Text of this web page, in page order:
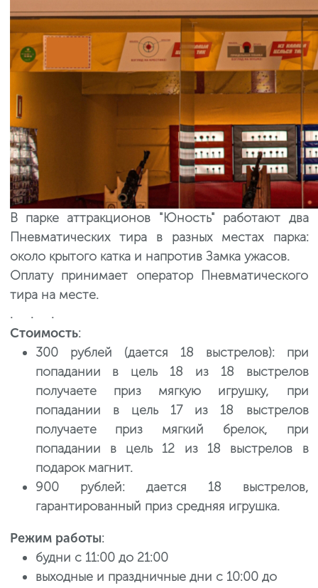
В парке аттракционов "Юность" работают два
Пневматических тира в разных местах парка:
около крытого катка и напротив Замка ужасов.
Оплату принимает оператор Пневматического
тира на месте.
. . .
Стоимость:
300 рублей (дается 18 выстрелов): при
попадании в цель 18 из 18 выстрелов
получаете приз мягкую игрушку, при
попадании в цель 17 из 18 выстрелов
получаете приз мягкий брелок, при
попадании в цель 12 из 18 выстрелов в
подарок магнит.
900 рублей: дается 18 выстрелов,
гарантированный приз средняя игрушка.
Режим работы:
будни с 11:00 до 21:00
выходные и праздничные дни с 10:00 до